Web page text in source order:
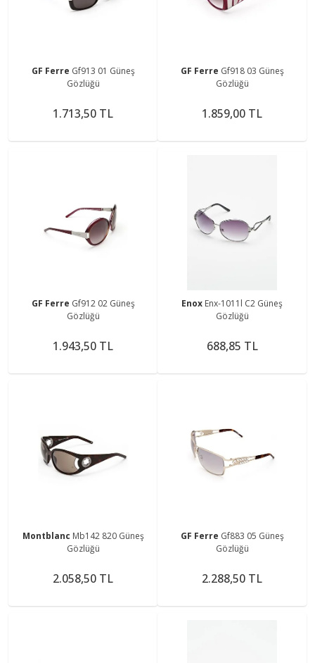
GF Ferre Gf913 01 Güneş
Gözlüğü
1.713,50 TL
GF Ferre Gf918 03 Güneş
Gözlüğü
1.859,00 TL
GF Ferre Gf912 02 Güneş
Gözlüğü
1.943,50 TL
Enox Enx-1011l C2 Güneş
Gözlüğü
688,85 TL
Montblanc Mb142 820 Güneş
Gözlüğü
2.058,50 TL
GF Ferre Gf883 05 Güneş
Gözlüğü
2.288,50 TL